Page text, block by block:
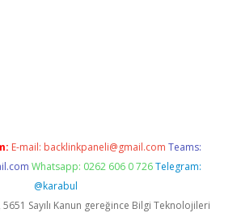
E-mail: backlinkpaneli@gmail.com Teams:
Whatsapp: 0262 606 0 726 Telegram:
@karabul
5651 Sayılı Kanun gereğince Bilgi Teknolojileri